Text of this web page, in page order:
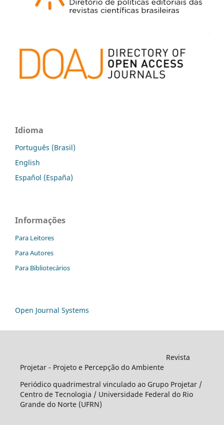
Idioma
Português (Brasil)
English
Español (España)
Informações
Para Leitores
Para Autores
Para Bibliotecários
Open Journal Systems
Revista
Projetar - Projeto e Percepção do Ambiente
Periódico quadrimestral vinculado ao Grupo Projetar /
Centro de Tecnologia / Universidade Federal do Rio
Grande do Norte (UFRN)